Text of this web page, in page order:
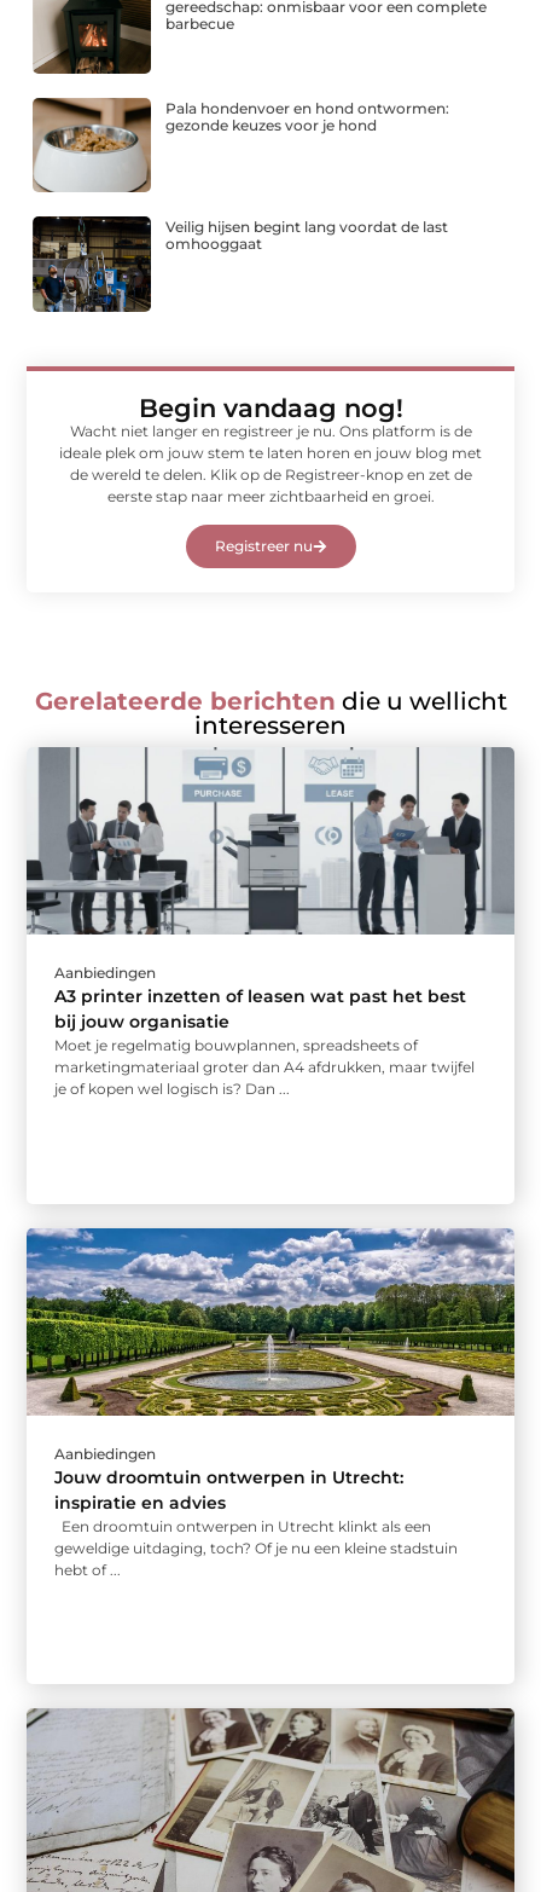
gereedschap: onmisbaar voor een complete
barbecue
Pala hondenvoer en hond ontwormen:
gezonde keuzes voor je hond
Veilig hijsen begint lang voordat de last
omhooggaat
Begin vandaag nog!
Wacht niet langer en registreer je nu. Ons platform is de
ideale plek om jouw stem te laten horen en jouw blog met
de wereld te delen. Klik op de Registreer-knop en zet de
eerste stap naar meer zichtbaarheid en groei.
Registreer nu
Gerelateerde berichten die u wellicht
interesseren
Aanbiedingen
A3 printer inzetten of leasen wat past het best
bij jouw organisatie
Moet je regelmatig bouwplannen, spreadsheets of
marketingmateriaal groter dan A4 afdrukken, maar twijfel
je of kopen wel logisch is? Dan ...
Aanbiedingen
Jouw droomtuin ontwerpen in Utrecht:
inspiratie en advies
Een droomtuin ontwerpen in Utrecht klinkt als een
geweldige uitdaging, toch? Of je nu een kleine stadstuin
hebt of ...